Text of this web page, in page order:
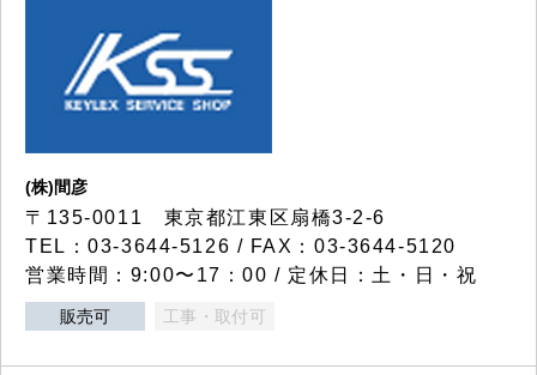
(株)間彦
〒135-0011 東京都江東区扇橋3-2-6
TEL：03-3644-5126 / FAX：03-3644-5120
営業時間：9:00〜17：00 / 定休日：土・日・祝
販売可 工事・取付可